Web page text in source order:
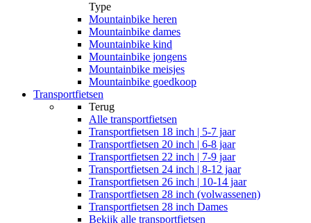
Type
Mountainbike heren
Mountainbike dames
Mountainbike kind
Mountainbike jongens
Mountainbike meisjes
Mountainbike goedkoop
Transportfietsen
Terug
Alle transportfietsen
Transportfietsen 18 inch | 5-7 jaar
Transportfietsen 20 inch | 6-8 jaar
Transportfietsen 22 inch | 7-9 jaar
Transportfietsen 24 inch | 8-12 jaar
Transportfietsen 26 inch | 10-14 jaar
Transportfietsen 28 inch (volwassenen)
Transportfietsen 28 inch Dames
Bekijk alle transportfietsen